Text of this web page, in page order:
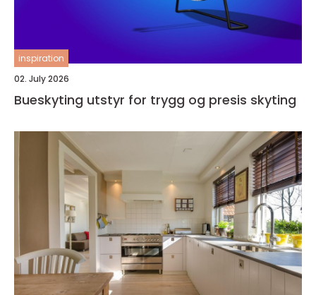
inspiration
02. July 2026
Bueskyting utstyr for trygg og presis skyting